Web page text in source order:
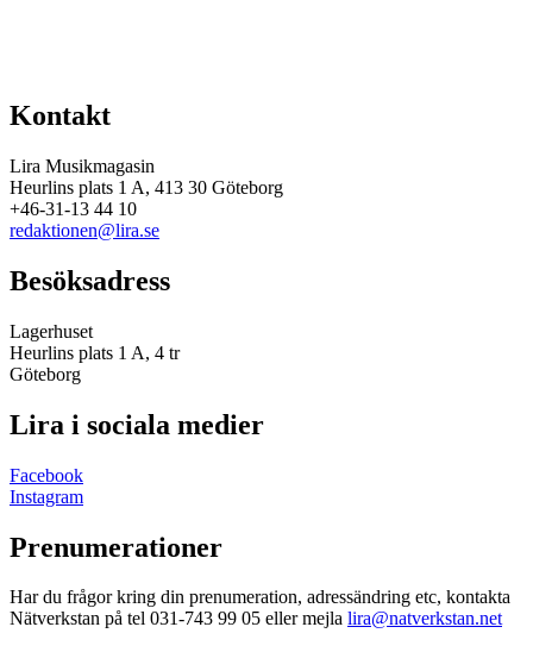
Kontakt
Lira Musikmagasin
Heurlins plats 1 A, 413 30 Göteborg
+46-31-13 44 10
redaktionen@lira.se
Besöksadress
Lagerhuset
Heurlins plats 1 A, 4 tr
Göteborg
Lira i sociala medier
Facebook
Instagram
Prenumerationer
Har du frågor kring din prenumeration, adressändring etc, kontakta
Nätverkstan på tel 031-743 99 05 eller mejla lira@natverkstan.net